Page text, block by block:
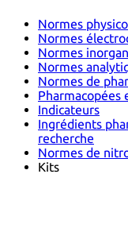
Normes
Normes
Normes
Normes
Normes de
Pharmacopées
Indicateurs
Ingrédients
recherche
Normes de
Kits